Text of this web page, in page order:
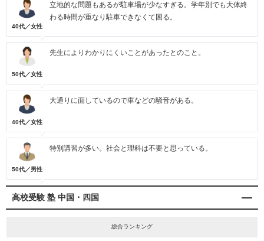
40代／女性
立地的な問題もあるが駐車場が少なすぎる。学年別でも大体終
わる時間が重なり駐車できなくて困る。
50代／女性
先生によりわかりにくいことがあったとのこと。
40代／女性
大通りに面しているので車などの騒音がある。
50代／男性
特別講習が多い。社会と理科は不要と思っている。
高校受験 塾 中国・四国
総合ランキング